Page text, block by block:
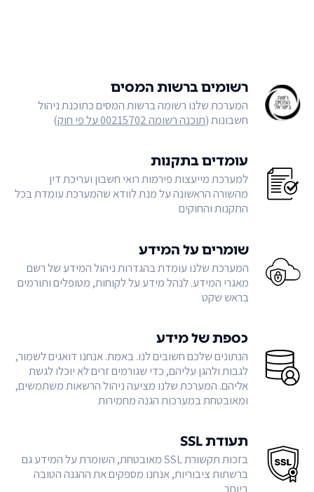
רשומים ברשות המסים
המערכת שלנו רשומה ברשות המסים כתוכנת ניהול
חשבונות (תוכנה רשומה 00215702 על פי חוק )
עומדים בתקנות
למערכת מייעצות פירמות רואי חשבון ועריכת דין
מהשורה הראשונה על מנת לוודא שהמערכת עומדת בכל
התקנות והחוקים
שומרים על המידע
המערכת שלנו עומדת בהגדרות ניהול המידע של רשם
מאגרי המידע. לנהל מידע על לקוחות, מטופלים ותורמים
בראש שקט
כספת של מידע
הנתונים שלכם חשובים לנו. באמת. אנחנו דואגים לשמור,
לגבות ולהגן עליהם, כדי שגורמים זרים לא יוכלו לגשת
אליהם. המערכת שלנו מציעה ניהול הרשאות משתמשים,
ומאובטחת במערכות הגנה מחמירות
תעודת SSL
בזכות תקשורת SSL מאובטחת, השומרת על המידע גם
ברשתות ציבוריות, אנחנו מספקים את ההגנה הטובה
ביותר